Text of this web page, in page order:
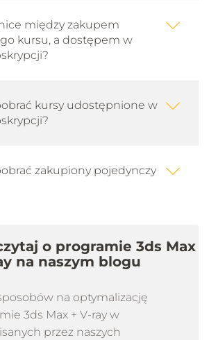
ujęć panoramicznych -
3ds-max-nowoczesne-
3ds-max-nowoczesne-
między zakupem
kursu, a dostępem w
kursy udostępnione w
zakupiony pojedynczy
o programie 3ds Max
na naszym blogu
na optymalizację
3ds Max + V-ray w
przez naszych